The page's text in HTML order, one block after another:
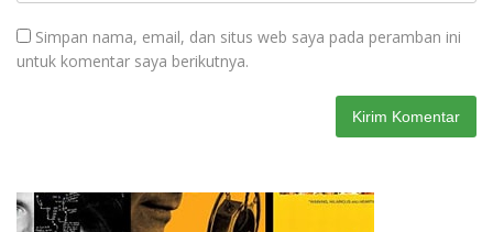
Simpan nama, email, dan situs web saya pada peramban ini
untuk komentar saya berikutnya.